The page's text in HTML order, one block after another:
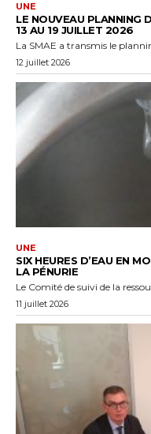
UNE
LE NOUVEAU PLANNING
13 AU 19 JUILLET 2026
La SMAE a transmis le
12 juillet 2026
UNE
SIX HEURES D’EAU EN
LA PÉNURIE
Le Comité de suivi de la
11 juillet 2026